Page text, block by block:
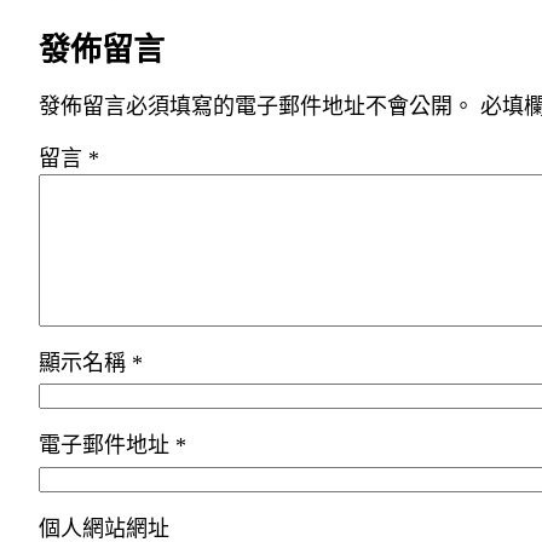
發佈留言
發佈留言必須填寫的電子郵件地址不會公開。 必填
留言 *
顯示名稱 *
電子郵件地址 *
個人網站網址